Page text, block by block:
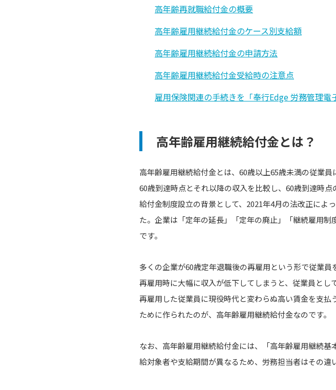
高年齢再就職給付金の概要
高年齢雇用継続給付金のケース別支給額
高年齢雇用継続給付金の申請方法
高年齢雇用継続給付金受給時の注意点
雇用保険関連の手続きを「奉行Edge 労務管理電
高年齢雇用継続給付金とは？
高年齢雇用継続給付金とは、60歳以上65歳未満の従業
60歳到達時点とそれ以降の収入を比較し、60歳到達時点
給付金制度設立の背景として、2021年4月の法改正によ
た。企業は「定年の延長」「定年の廃止」「継続雇用
です。
多くの企業が60歳定年退職後の再雇用という形で従業
再雇用時に大幅に収入が低下してしまうと、従業員と
再雇用した従業員に現役時代と変わらぬ高い賃金を支
ために作られたのが、高年齢雇用継続給付金なのです。
なお、高年齢雇用継続給付金には、「高年齢雇用継続
給対象者や支給期間が異なるため、労務担当者はその違